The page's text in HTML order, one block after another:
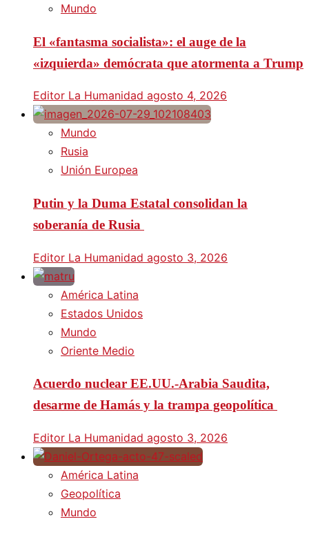
Mundo
El «fantasma socialista»: el auge de la
«izquierda» demócrata que atormenta a Trump
Editor La Humanidad agosto 4, 2026
Mundo
Rusia
Unión Europea
Putin y la Duma Estatal consolidan la
soberanía de Rusia
Editor La Humanidad agosto 3, 2026
América Latina
Estados Unidos
Mundo
Oriente Medio
Acuerdo nuclear EE.UU.-Arabia Saudita,
desarme de Hamás y la trampa geopolítica
Editor La Humanidad agosto 3, 2026
América Latina
Geopolítica
Mundo